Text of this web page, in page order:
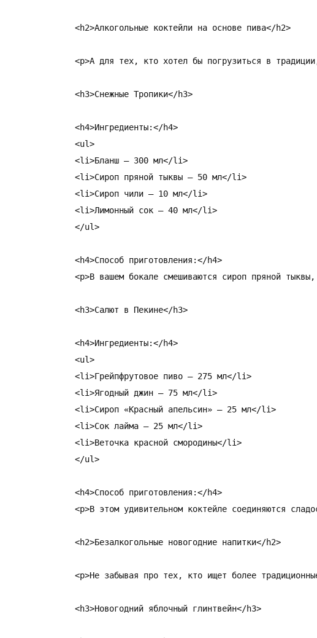
<h2>Алкогольные коктейли на основе пива</h2>
<p>А для тех, кто хотел бы погрузиться в
<h3>Снежные Тропики</h3>
<h4>Ингредиенты:</h4>
<ul>
<li>Бланш – 300 мл</li>
<li>Сироп пряной тыквы – 50 мл</li>
<li>Сироп чили – 10 мл</li>
<li>Лимонный сок – 40 мл</li>
</ul>
<h4>Способ приготовления:</h4>
<p>В вашем бокале смешиваются сироп пряной
<h3>Салют в Пекине</h3>
<h4>Ингредиенты:</h4>
<ul>
<li>Грейпфрутовое пиво – 275 мл</li>
<li>Ягодный джин – 75 мл</li>
<li>Сироп «Красный апельсин» – 25 мл</li>
<li>Сок лайма – 25 мл</li>
<li>Веточка красной смородины</li>
</ul>
<h4>Способ приготовления:</h4>
<p>В этом удивительном коктейле соединяются
<h2>Безалкогольные новогодние напитки</h2>
<p>Не забывая про тех, кто ищет более
<h3>Новогодний яблочный глинтвейн</h3>